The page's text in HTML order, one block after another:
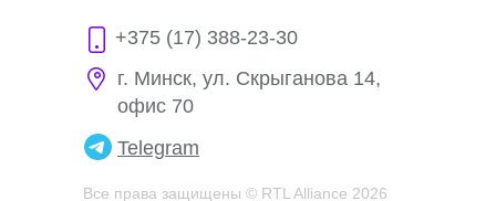
+375 (17) 388-23-30
г. Минск, ул. Скрыганова 14,
офис 70
Telegram
Все права защищены © RTL Alliance 2026